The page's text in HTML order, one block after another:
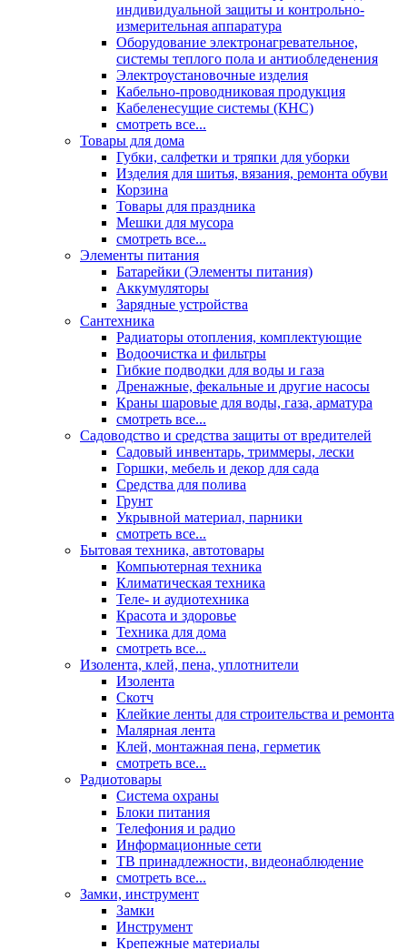
индивидуальной защиты и контрольно-
измерительная аппаратура
Оборудование электронагревательное,
системы теплого пола и антиобледенения
Электроустановочные изделия
Кабельно-проводниковая продукция
Кабеленесущие системы (КНС)
смотреть все...
Товары для дома
Губки, салфетки и тряпки для уборки
Изделия для шитья, вязания, ремонта обуви
Корзина
Товары для праздника
Мешки для мусора
смотреть все...
Элементы питания
Батарейки (Элементы питания)
Аккумуляторы
Зарядные устройства
Сантехника
Радиаторы отопления, комплектующие
Водоочистка и фильтры
Гибкие подводки для воды и газа
Дренажные, фекальные и другие насосы
Краны шаровые для воды, газа, арматура
смотреть все...
Садоводство и средства защиты от вредителей
Садовый инвентарь, триммеры, лески
Горшки, мебель и декор для сада
Средства для полива
Грунт
Укрывной материал, парники
смотреть все...
Бытовая техника, автотовары
Компьютерная техника
Климатическая техника
Теле- и аудиотехника
Красота и здоровье
Техника для дома
смотреть все...
Изолента, клей, пена, уплотнители
Изолента
Скотч
Клейкие ленты для строительства и ремонта
Малярная лента
Клей, монтажная пена, герметик
смотреть все...
Радиотовары
Система охраны
Блоки питания
Телефония и радио
Информационные сети
ТВ принадлежности, видеонаблюдение
смотреть все...
Замки, инструмент
Замки
Инструмент
Крепежные материалы